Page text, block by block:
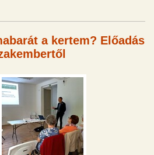
a kertem? Előadás